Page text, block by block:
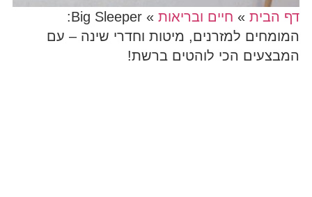
דף הבית » חיים ובריאות »
Big Sleeper:
המומחים למזרנים, מיטות וחדרי שינה – עם
המבצעים הכי לוהטים ברשת!